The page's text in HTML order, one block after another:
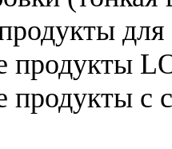
для
продукты
продукты